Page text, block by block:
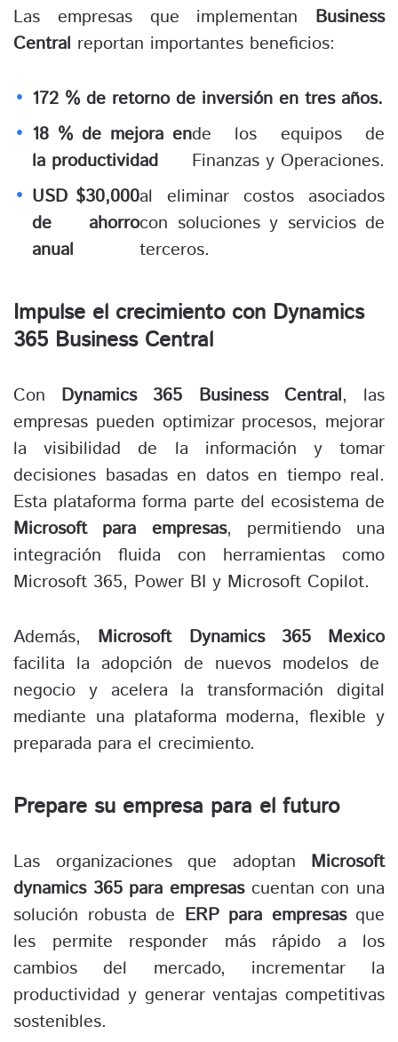
Las empresas que implementan Business
Central reportan importantes beneficios:
172 % de retorno de inversión en tres años.
18 % de mejora en
la productividad
de los equipos de
Finanzas y Operaciones.
USD $30,000
de ahorro
anual
al eliminar costos asociados
con soluciones y servicios de
terceros.
Impulse el crecimiento con Dynamics
365 Business Central
Con Dynamics 365 Business Central, las
empresas pueden optimizar procesos, mejorar
la visibilidad de la información y tomar
decisiones basadas en datos en tiempo real.
Esta plataforma forma parte del ecosistema de
Microsoft para empresas, permitiendo una
integración fluida con herramientas como
Microsoft 365, Power BI y Microsoft Copilot.
Además, Microsoft Dynamics 365 Mexico
facilita la adopción de nuevos modelos de
negocio y acelera la transformación digital
mediante una plataforma moderna, flexible y
preparada para el crecimiento.
Prepare su empresa para el futuro
Las organizaciones que adoptan Microsoft
dynamics 365 para empresascuentan con una
solución robusta de ERP para empresasque
les permite responder más rápido a los
cambios del mercado, incrementar la
productividad y generar ventajas competitivas
sostenibles.